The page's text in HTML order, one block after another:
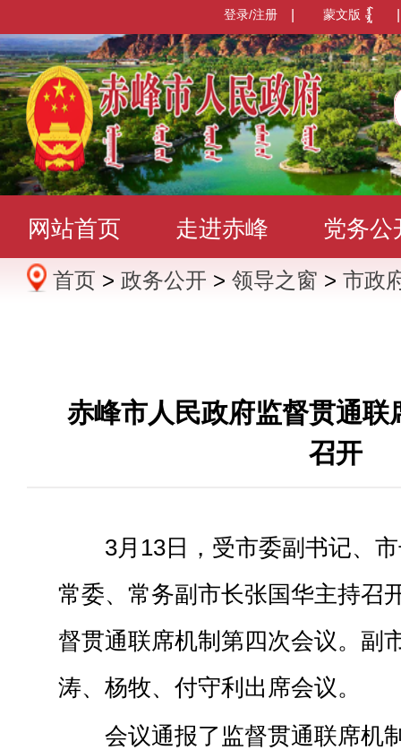
蒙文版
登录/注册
网站首页 走进赤峰 党务公
办事服务 政民互动 数据发
首页 > 政务公开 > 领导之窗 > 市政
赤峰市人民政府监督贯通联
召开
3月13日，受市委副书记、
常委、常务副市长张国华主持召
督贯通联席机制第四次会议。副
涛、杨牧、付守利出席会议。
会议通报了监督贯通联席机